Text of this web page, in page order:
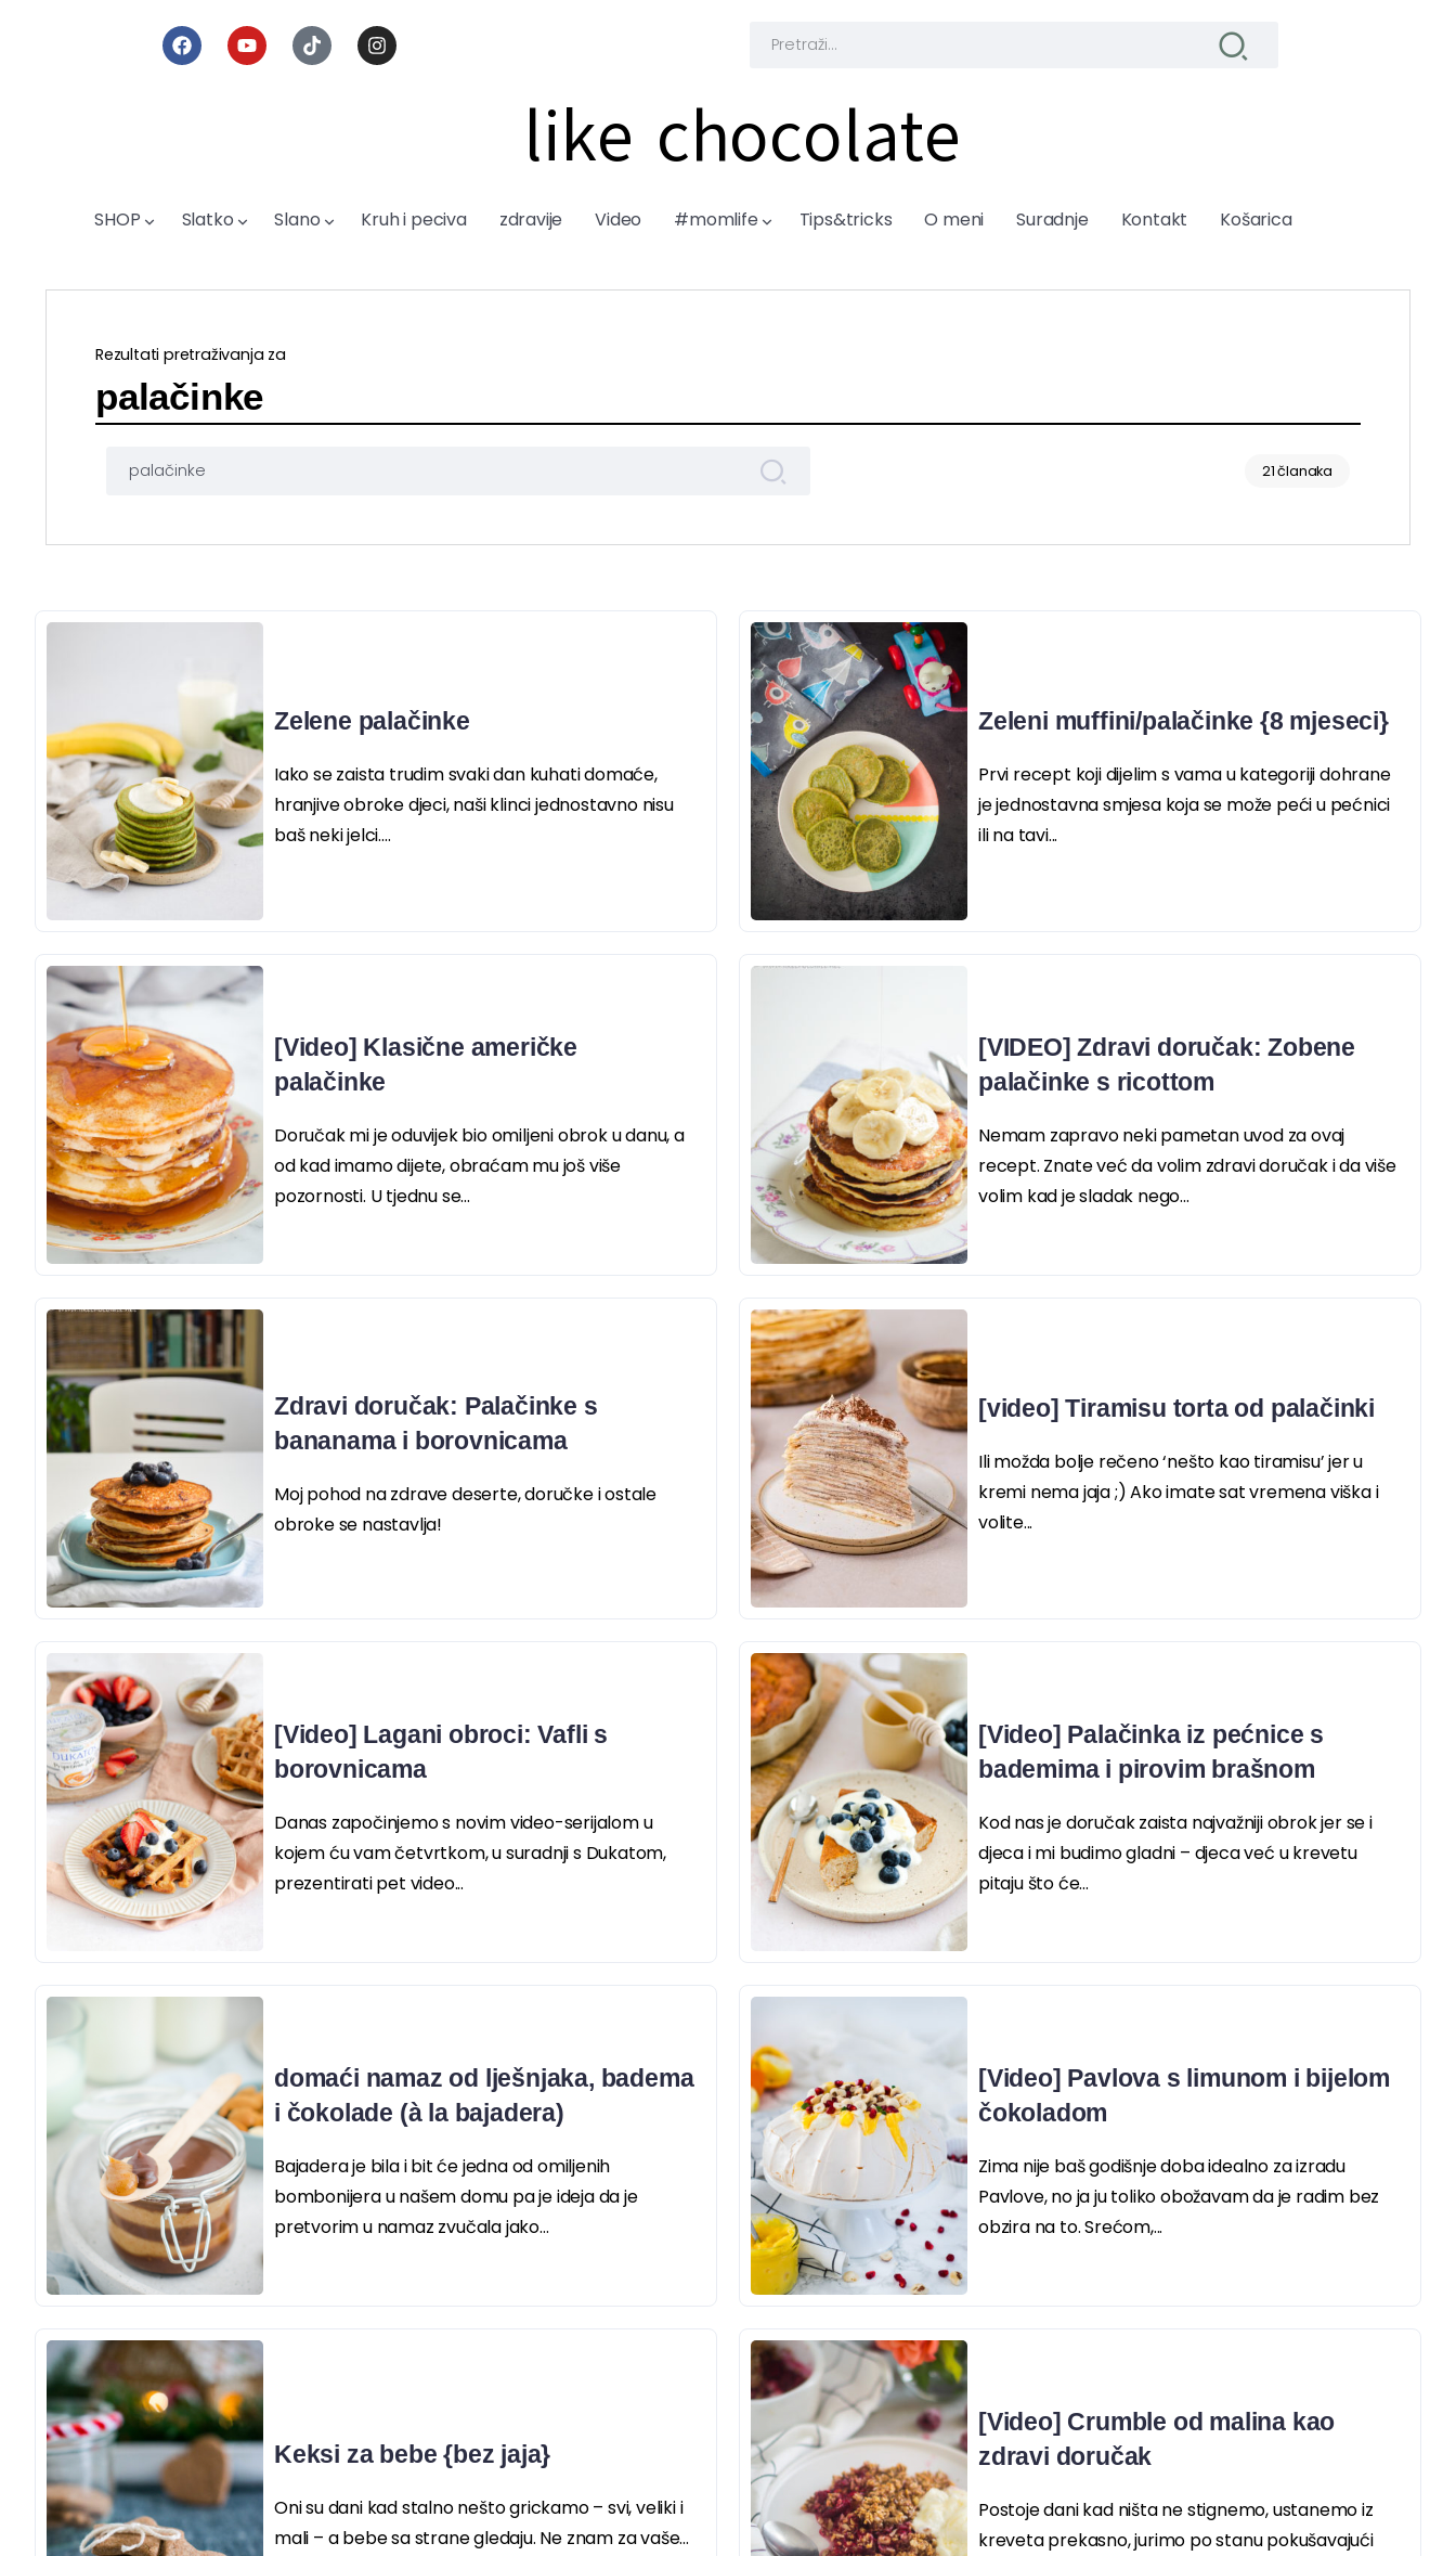
like chocolate
SHOP Slatko Slano Kruh i peciva zdravije Video #momlife Tips&tricks O meni Suradnje Kontakt Košarica
Rezultati pretraživanja za
palačinke
21 članaka
Zelene palačinke
Iako se zaista trudim svaki dan kuhati domaće,
hranjive obroke djeci, naši klinci jednostavno nisu
baš neki jelci....
Zeleni muffini/palačinke {8 mjeseci}
Prvi recept koji dijelim s vama u kategoriji dohrane
je jednostavna smjesa koja se može peći u pećnici
ili na tavi...
[Video] Klasične američke
palačinke
Doručak mi je oduvijek bio omiljeni obrok u danu, a
od kad imamo dijete, obraćam mu još više
pozornosti. U tjednu se...
[VIDEO] Zdravi doručak: Zobene
palačinke s ricottom
Nemam zapravo neki pametan uvod za ovaj
recept. Znate već da volim zdravi doručak i da više
volim kad je sladak nego...
Zdravi doručak: Palačinke s
bananama i borovnicama
Moj pohod na zdrave deserte, doručke i ostale
obroke se nastavlja!
[video] Tiramisu torta od palačinki
Ili možda bolje rečeno ‘nešto kao tiramisu’ jer u
kremi nema jaja ;) Ako imate sat vremena viška i
volite...
[Video] Lagani obroci: Vafli s
borovnicama
Danas započinjemo s novim video-serijalom u
kojem ću vam četvrtkom, u suradnji s Dukatom,
prezentirati pet video...
[Video] Palačinka iz pećnice s
bademima i pirovim brašnom
Kod nas je doručak zaista najvažniji obrok jer se i
djeca i mi budimo gladni – djeca već u krevetu
pitaju što će...
domaći namaz od lješnjaka, badema
i čokolade (à la bajadera)
Bajadera je bila i bit će jedna od omiljenih
bombonijera u našem domu pa je ideja da je
pretvorim u namaz zvučala jako...
[Video] Pavlova s limunom i bijelom
čokoladom
Zima nije baš godišnje doba idealno za izradu
Pavlove, no ja ju toliko obožavam da je radim bez
obzira na to. Srećom,...
Keksi za bebe {bez jaja}
Oni su dani kad stalno nešto grickamo – svi, veliki i
mali – a bebe sa strane gledaju. Ne znam za vaše...
[Video] Crumble od malina kao
zdravi doručak
Postoje dani kad ništa ne stignemo, ustanemo iz
kreveta prekasno, jurimo po stanu pokušavajući